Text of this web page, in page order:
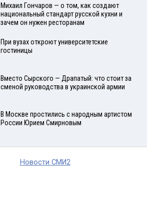
Михаил Гончаров — о том, как создают
национальный стандарт русской кухни и
зачем он нужен ресторанам
При вузах откроют университетские
гостиницы
Вместо Сырского — Драпатый: что стоит за
сменой руководства в украинской армии
В Москве простились с народным артистом
России Юрием Смирновым
Новости СМИ2